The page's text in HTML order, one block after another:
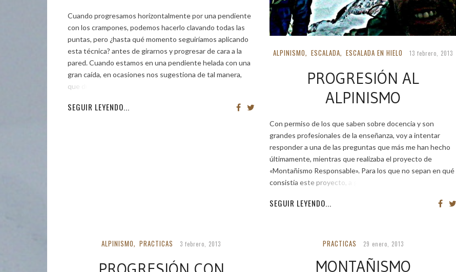
Cuando progresamos horizontalmente por una pendiente
con los crampones, podemos hacerlo clavando todas las
puntas, pero ¿hasta qué momento seguiríamos aplicando
esta técnica? antes de girarnos y progresar de cara a la
pared. Cuando estamos en una pendiente helada con una
gran caída, en ocasiones nos sugestiona de tal manera,
que dudamos
SEGUIR LEYENDO...
ALPINISMO, ESCALADA, ESCALADA EN HIELO 13 febrero, 2013
PROGRESIÓN AL
ALPINISMO
Con permiso de los que saben sobre docencia y son
grandes profesionales de la enseñanza, voy a intentar
responder a una de las preguntas que más me han hecho
últimamente, mientras que realizaba el proyecto de
«Montañismo Responsable». Para los que no sepan en qué
consistía este proyecto, a grandes
SEGUIR LEYENDO...
ALPINISMO, PRACTICAS 3 febrero, 2013 PRACTICAS 29 enero, 2013
MONTAÑISMO